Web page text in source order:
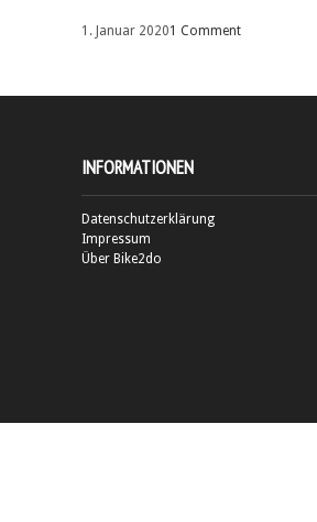
1. Januar 20201 Comment
INFORMATIONEN
Datenschutzerklärung
Impressum
Über Bike2do